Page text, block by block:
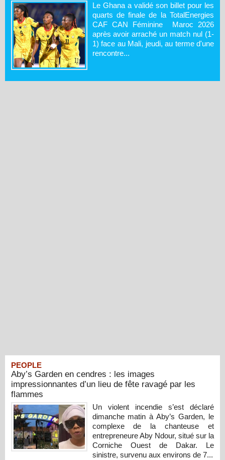
Le Ghana a validé son billet pour les
quarts de finale de la TotalEnergies
CAF CAN Féminine Maroc 2026
après avoir arraché un match nul (1-
1) face au Mali, jeudi, au terme d'une
rencontre...
PEOPLE
Aby’s Garden en cendres : les images
impressionnantes d’un lieu de fête ravagé par les
flammes
Un violent incendie s’est déclaré
dimanche matin à Aby’s Garden, le
complexe de la chanteuse et
entrepreneure Aby Ndour, situé sur la
Corniche Ouest de Dakar. Le
sinistre, survenu aux environs de 7...